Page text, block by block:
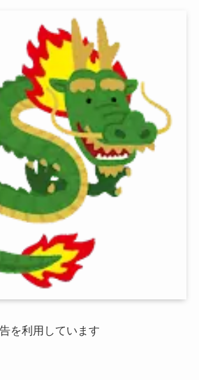
を利用しています